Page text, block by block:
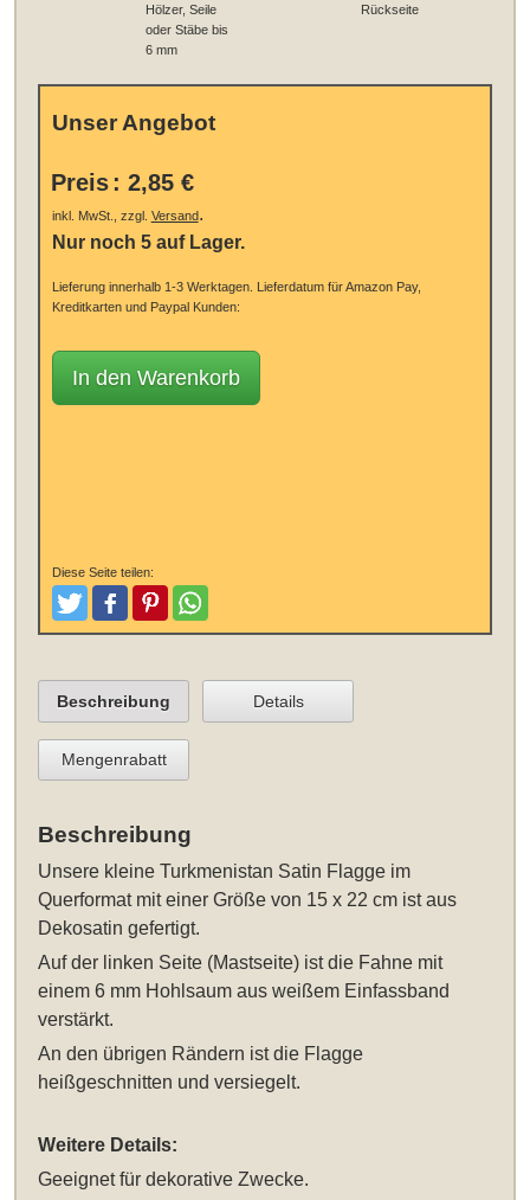
Hölzer, Seile
oder Stäbe bis
6 mm
Rückseite
Unser Angebot
Preis : 2,85 €
inkl. MwSt., zzgl. Versand.
Nur noch 5 auf Lager.
Lieferung innerhalb 1-3 Werktagen. Lieferdatum für Amazon Pay,
Kreditkarten und Paypal Kunden:
In den Warenkorb
Diese Seite teilen:
TweetenPostenPinterestTeilen
Beschreibung Details
Mengenrabatt
Beschreibung
Unsere kleine Turkmenistan Satin Flagge im
Querformat mit einer Größe von 15 x 22 cm ist aus
Dekosatin gefertigt.
Auf der linken Seite (Mastseite) ist die Fahne mit
einem 6 mm Hohlsaum aus weißem Einfassband
verstärkt.
An den übrigen Rändern ist die Flagge
heißgeschnitten und versiegelt.
Weitere Details:
Geeignet für dekorative Zwecke.